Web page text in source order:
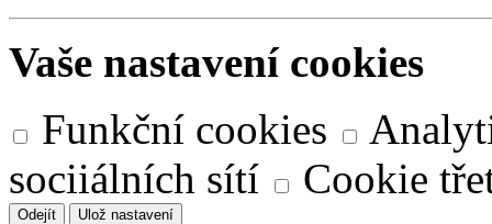
Vaše nastavení cookies
Funkční cookies
sociiálních sítí
Cookie
Odejít